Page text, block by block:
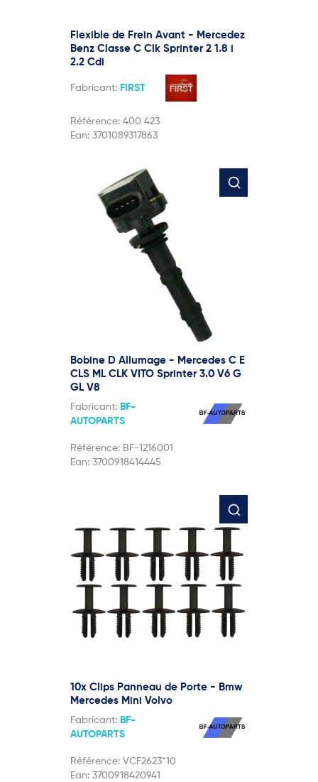
Flexible de Frein Avant - Mercedez
Benz Classe C Clk Sprinter 2 1.8 i
2.2 Cdi
Fabricant: FIRST
Référence: 400 423
Ean: 3701089317863
Bobine D Allumage - Mercedes C E
CLS ML CLK VITO Sprinter 3.0 V6 G
GL V8
Fabricant: BF-
AUTOPARTS
Référence: BF-1216001
Ean: 3700918414445
10x Clips Panneau de Porte - Bmw
Mercedes Mini Volvo
Fabricant: BF-
AUTOPARTS
Référence: VCF2623*10
Ean: 3700918420941